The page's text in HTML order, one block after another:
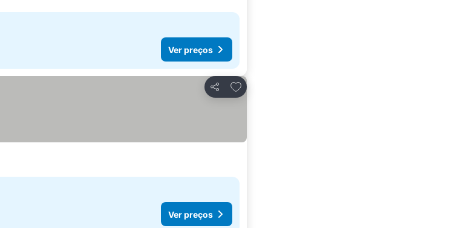
Ver preços
Partilhar
Adicionar aos favoritos
Ver preços